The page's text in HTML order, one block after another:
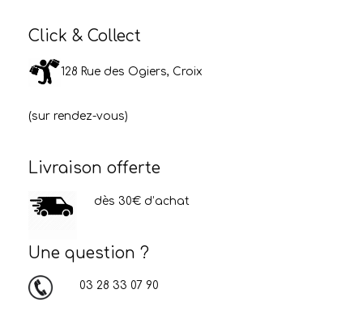
Click & Collect
128 Rue des Ogiers, Croix
(sur rendez-vous)
Livraison offerte
dès 30€ d’achat
Une question ?
03 28 33 07 90